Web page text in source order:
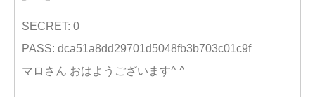
SECRET: 0
PASS: dca51a8dd29701d5048fb3b703c01c9f
マロさん おはようございます^ ^